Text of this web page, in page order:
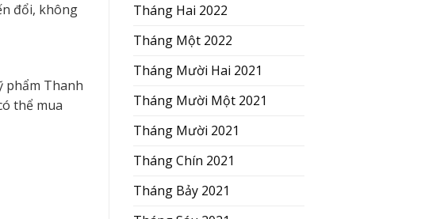
đổi, không
phẩm Thanh
thể mua
Tháng Hai 2022
Tháng Một 2022
Tháng Mười Hai 2021
Tháng Mười Một 2021
Tháng Mười 2021
Tháng Chín 2021
Tháng Bảy 2021